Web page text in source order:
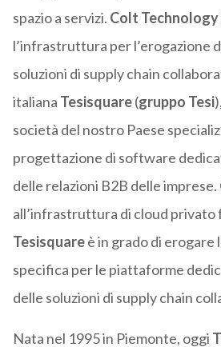
spazio a servizi. Colt Technology
l’infrastruttura per l’erogazione
soluzioni di supply chain
italiana Tesisquare(gruppo Tesi
società del nostro Paese
progettazione di software
delle relazioni B2B delle imprese.
all’infrastruttura di cloud privato
Tesisquareè in grado di erogare
specifica per le piattaforme
delle soluzioni di supply chain
Nata nel 1995 in Piemonte, oggi